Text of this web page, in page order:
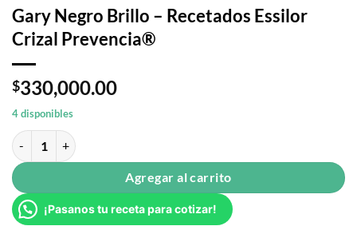
Gary Negro Brillo – Recetados Essilor
Crizal Prevencia®
$330,000.00
4 disponibles
Gary Negro Brillo – Recetados Essilor Crizal Prevencia® cantidad
Agregar al carrito
¡Pasanos tu receta para cotizar!